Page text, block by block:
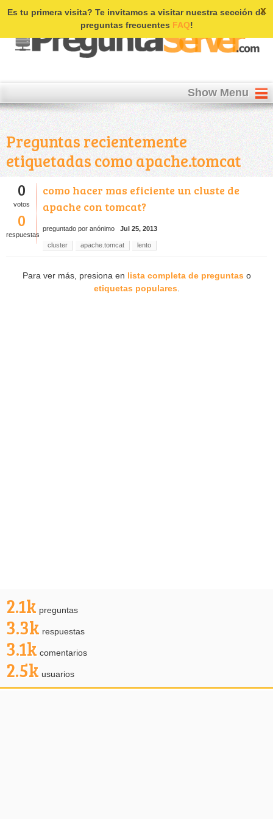
Login | Register
Es tu primera visita? Te invitamos a visitar nuestra sección de
preguntas frecuentes FAQ!
x
Show Menu
Preguntas recientemente
etiquetadas como apache.tomcat
0
votos
0
respuestas
como hacer mas eficiente un cluste de
apache con tomcat?
preguntado por anónimo Jul 25, 2013
cluster apache.tomcat lento
Para ver más, presiona en lista completa de preguntas o
etiquetas populares
2.1k preguntas
3.3k respuestas
3.1k comentarios
2.5k usuarios